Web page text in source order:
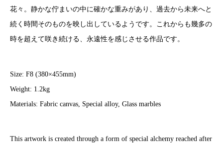
花々。静かな佇まいの中に確かな重みがあり、過去から未来へと
続く時間そのものを映し出しているようです。これからも幾多の
時を超えて咲き続ける、永遠性を感じさせる作品です。
Size: F8 (380×455mm)
Weight: 1.2kg
Materials: Fabric canvas, Special alloy, Glass marbles
This artwork is created through a form of special alchemy reached after